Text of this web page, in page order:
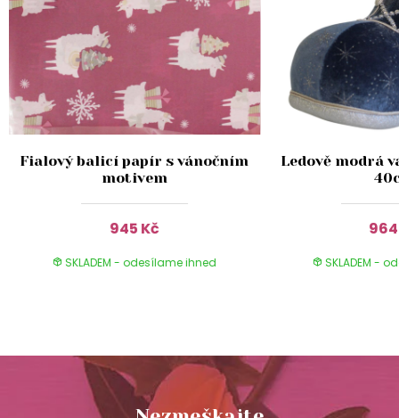
Fialový balicí papír s vánočním
motivem
945 Kč
SKLADEM - odesílame ihned
Ledově modrá
SKLADEM -